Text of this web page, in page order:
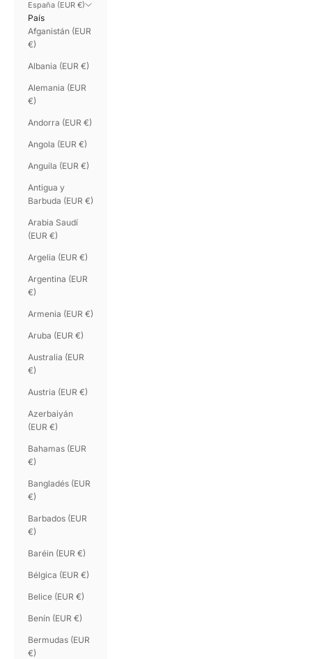
España (EUR €)
País
Afganistán (EUR
€)
Albania (EUR €)
Alemania (EUR
€)
Andorra (EUR €)
Angola (EUR €)
Anguila (EUR €)
Antigua y
Barbuda (EUR €)
Arabia Saudí
(EUR €)
Argelia (EUR €)
Argentina (EUR
€)
Armenia (EUR €)
Aruba (EUR €)
Australia (EUR
€)
Austria (EUR €)
Azerbaiyán
(EUR €)
Bahamas (EUR
€)
Bangladés (EUR
€)
Barbados (EUR
€)
Baréin (EUR €)
Bélgica (EUR €)
Belice (EUR €)
Benín (EUR €)
Bermudas (EUR
€)